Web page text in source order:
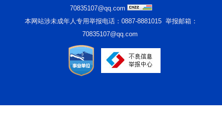
70835107@qq.com
本网站涉未成年人专用举报电话：0887-8881015 举报邮箱：
70835107@qq.com